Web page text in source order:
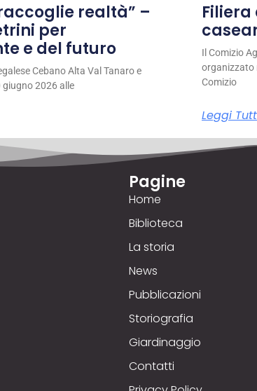
realtà” –
per
e del futuro
Cebano Alta Val Tanaro e
2026 alle
Il Comizio
organizzato
Comizio
Leggi
Pagine
Home
Biblioteca
La storia
News
Pubblicazioni
Storiografia
Giardinaggio
Contatti